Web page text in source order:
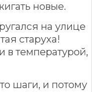
новые.
на улице
старуха!
в температурой,
шаги, и потому